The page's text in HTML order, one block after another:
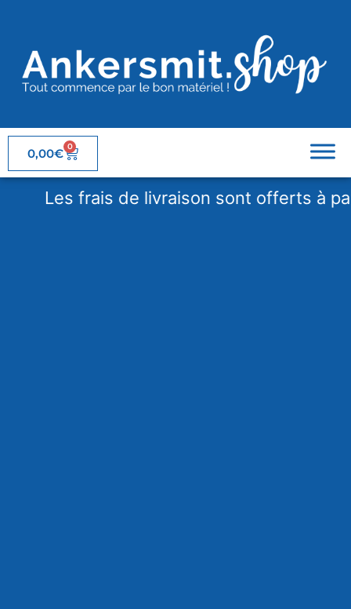
0,00€ 0
Les frais de livraison sont offerts à partir